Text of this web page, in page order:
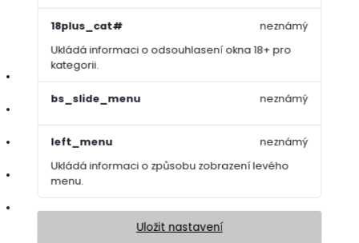
18plus_cat#
Ukládá informaci o odsouhlasení okna 18+ pro
kategorii.
neznámý
bs_slide_menu neznámý
left_menu
Ukládá informaci o způsobu zobrazení levého
menu.
neznámý
Uložit nastavení
Specifikace:
granulace: 2–4 mm
reakce trávníku: do 7 dnů
vydatnost balení: 625–1000 m²